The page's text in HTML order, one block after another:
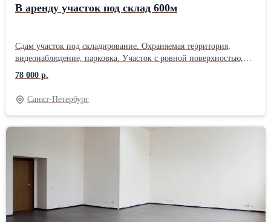
В аренду участок под склад 600м
Сдам участок под складирование. Охраняемая территория,
видеонаблюдение, парковка. Участок с ровной поверхностью,
имеет площадь 600 кв.м, огорожен, есть отдельный вход и
необходимые коммуникации (свет, вода, канализация, интернет).
Хорошая транспортная доступность. Доступ к участку в любое
время. До метро 15 мин. транспортом. Рядом автобусная
остановка. Заезд с Московского шоссе. По всем вопросам
звоните. Без комиссий и прямая аренда от собственника.
78 000 р.
Санкт-Петербург